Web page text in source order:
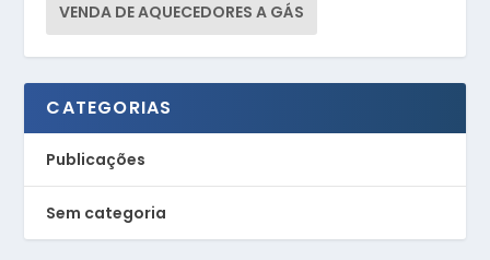
VENDA DE AQUECEDORES A GÁS
CATEGORIAS
Publicações
Sem categoria